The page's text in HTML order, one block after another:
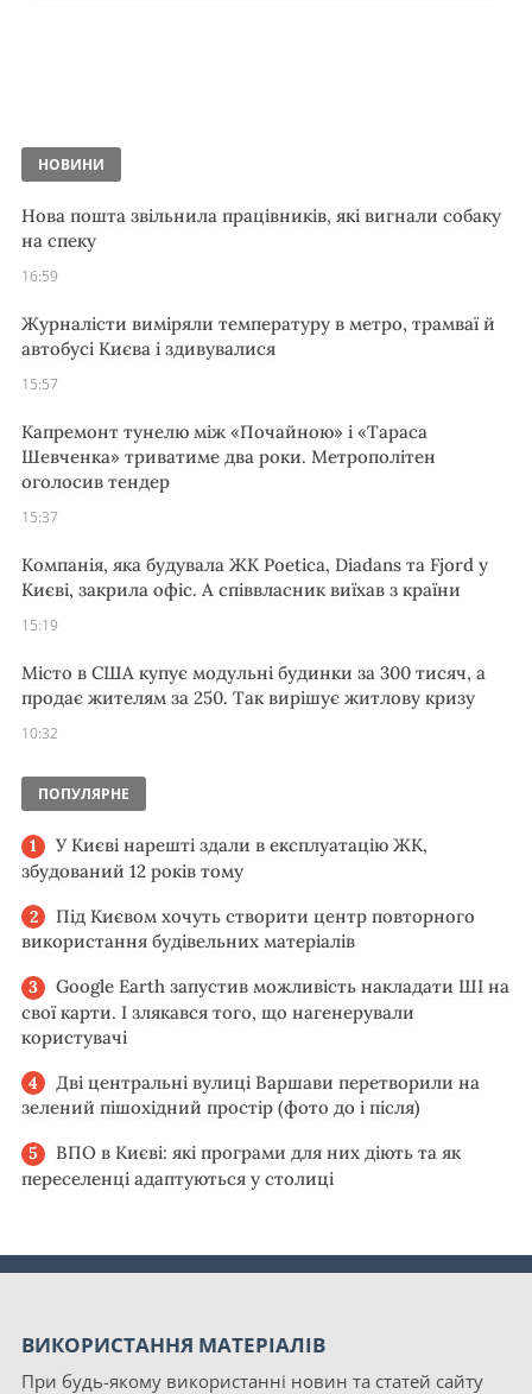
НОВИНИ
Нова пошта звільнила працівників, які вигнали собаку
на спеку
16:59
Журналісти виміряли температуру в метро, трамваї й
автобусі Києва і здивувалися
15:57
Капремонт тунелю між «Почайною» і «Тараса
Шевченка» триватиме два роки. Метрополітен
оголосив тендер
15:37
Компанія, яка будувала ЖК Poetica, Diadans та Fjord у
Києві, закрила офіс. А співвласник виїхав з країни
15:19
Місто в США купує модульні будинки за 300 тисяч, а
продає жителям за 250. Так вирішує житлову кризу
10:32
ПОПУЛЯРНЕ
У Києві нарешті здали в експлуатацію ЖК,
збудований 12 років тому
Під Києвом хочуть створити центр повторного
використання будівельних матеріалів
Google Earth запустив можливість накладати ШІ на
свої карти. І злякався того, що нагенерували
користувачі
Дві центральні вулиці Варшави перетворили на
зелений пішохідний простір (фото до і після)
ВПО в Києві: які програми для них діють та як
переселенці адаптуються у столиці
ВИКОРИСТАННЯ МАТЕРІАЛІВ
При будь-якому використанні новин та статей сайту